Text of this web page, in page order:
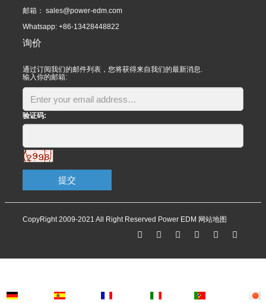
邮箱： sales@power-edm.com
Whatsapp: +86-13428448822
询价
通过订阅我们的邮件列表，您将获得来自我们的最新消息.
输入你的邮箱:
验证码:
提交
CopyRight 2009-2021 All Right Reserved Power EDM 网站地图